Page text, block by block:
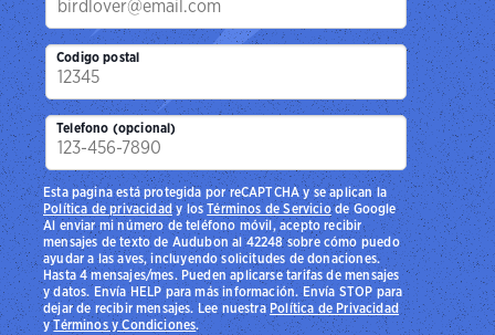
Codigo postal
Telefono (opcional)
Al enviar mi número de teléfono móvil, acepto recibir
mensajes de texto de Audubon al 42248 sobre cómo puedo
ayudar a las aves, incluyendo solicitudes de donaciones.
Hasta 4 mensajes/mes. Pueden aplicarse tarifas de mensajes
y datos. Envía HELP para más información. Envía STOP para
dejar de recibir mensajes. Lee nuestraPolítica de Privacidad
yTérminos y Condiciones.
Esta pagina está protegida por reCAPTCHA y se aplican la
Política de privacidady losTérminos de Serviciode Google